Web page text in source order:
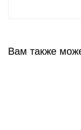
Вам также